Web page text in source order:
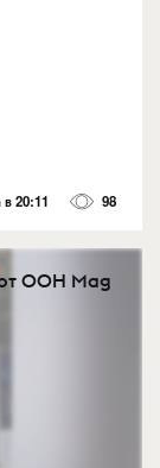
в 20:11 98
OOH Mag